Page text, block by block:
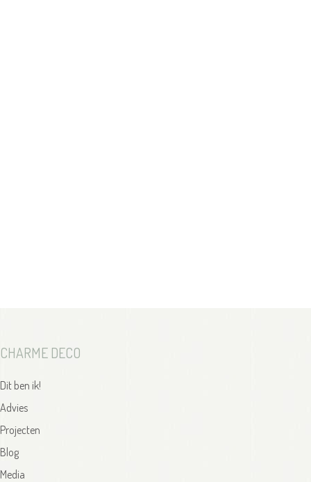
CHARME DECO
Dit ben ik!
Advies
Projecten
Blog
Media